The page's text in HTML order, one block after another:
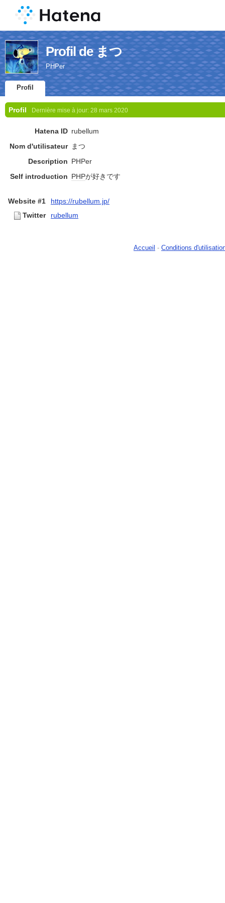
Profil de まつ
PHPer
Profil
Profil Dernière mise à jour: 28 mars 2020
Hatena ID rubellum
Nom d'utilisateur まつ
Description PHPer
Self introduction PHPが好きです
Website #1
https://rubellum.jp/
Twitter
rubellum
Accueil - Conditions